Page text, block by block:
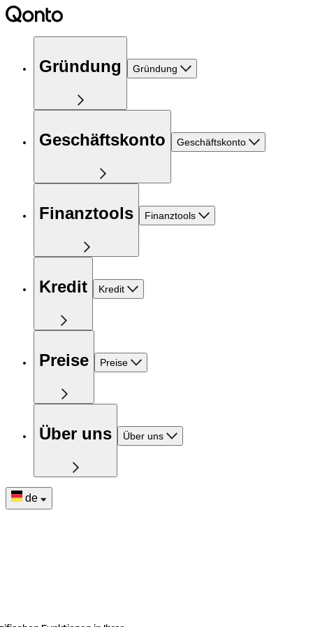
Gründung Gründung
Geschäftskonto Geschäftskonto
Finanztools Finanztools
Kredit Kredit
Preise Preise
Über uns Über uns
de